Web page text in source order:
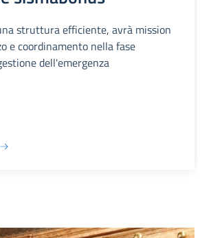
struttura efficiente, avrà mission
e coordinamento nella fase
dell'emergenza